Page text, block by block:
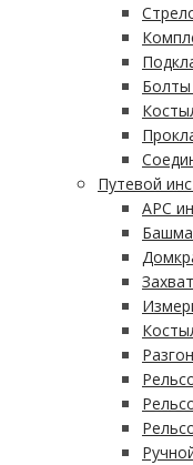
Болты
Путевой
АРС